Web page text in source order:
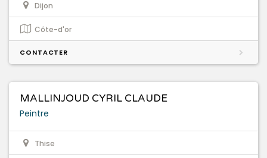
Dijon
Côte-d'or
CONTACTER
MALLINJOUD CYRIL CLAUDE
Peintre
Thise